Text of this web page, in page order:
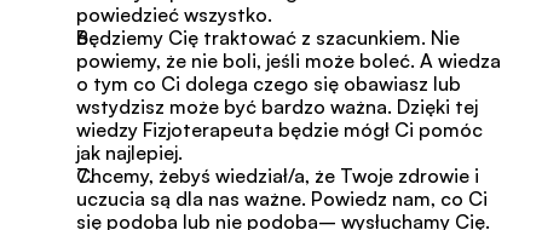
powiedzieć wszystko.
Będziemy Cię traktować z szacunkiem. Nie
powiemy, że nie boli, jeśli może boleć. A wiedza
o tym co Ci dolega czego się obawiasz lub
wstydzisz może być bardzo ważna. Dzięki tej
wiedzy Fizjoterapeuta będzie mógł Ci pomóc
jak najlepiej.
Chcemy, żebyś wiedział/a, że Twoje zdrowie i
uczucia są dla nas ważne. Powiedz nam, co Ci
się podoba lub nie podoba– wysłuchamy Cię.